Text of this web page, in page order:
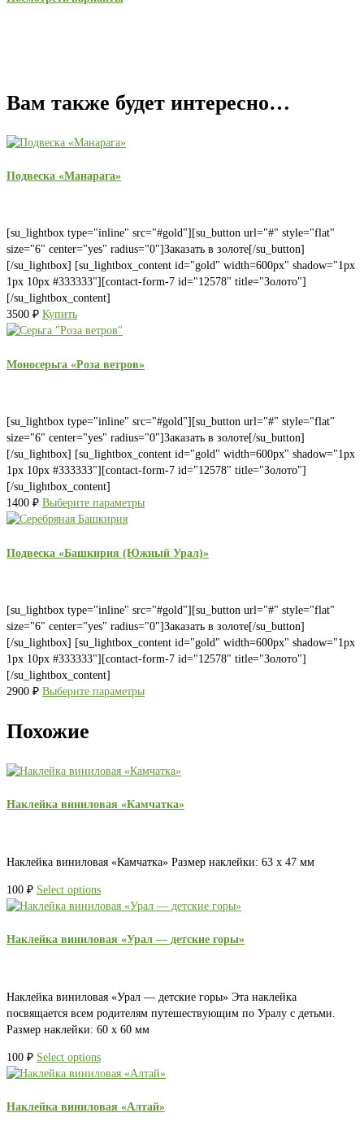
Вам также будет интересно…
Подвеска «Манарага»
[su_lightbox type="inline" src="#gold"][su_button url="#" style="flat"
size="6" center="yes" radius="0"]Заказать в золоте[/su_button]
[/su_lightbox] [su_lightbox_content id="gold" width=600px" shadow="1px
1px 10px #333333"][contact-form-7 id="12578" title="Золото"]
[/su_lightbox_content]
3500 ₽ Купить
Моносерьга «Роза ветров»
[su_lightbox type="inline" src="#gold"][su_button url="#" style="flat"
size="6" center="yes" radius="0"]Заказать в золоте[/su_button]
[/su_lightbox] [su_lightbox_content id="gold" width=600px" shadow="1px
1px 10px #333333"][contact-form-7 id="12578" title="Золото"]
[/su_lightbox_content]
1400 ₽ Выберите параметры
Подвеска «Башкирия (Южный Урал)»
[su_lightbox type="inline" src="#gold"][su_button url="#" style="flat"
size="6" center="yes" radius="0"]Заказать в золоте[/su_button]
[/su_lightbox] [su_lightbox_content id="gold" width=600px" shadow="1px
1px 10px #333333"][contact-form-7 id="12578" title="Золото"]
[/su_lightbox_content]
2900 ₽ Выберите параметры
Похожие
Наклейка виниловая «Камчатка»
Наклейка виниловая «Камчатка» Размер наклейки: 63 х 47 мм
100 ₽ Select options
Наклейка виниловая «Урал — детские горы»
Наклейка виниловая «Урал — детские горы» Эта наклейка
посвящается всем родителям путешествующим по Уралу с детьми.
Размер наклейки: 60 х 60 мм
100 ₽ Select options
Наклейка виниловая «Алтай»